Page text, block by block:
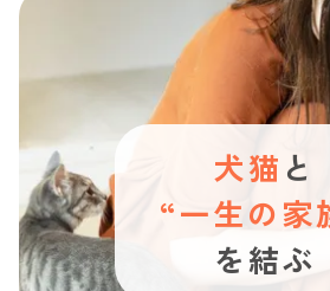
犬猫 と
“一生の家
を結ぶ